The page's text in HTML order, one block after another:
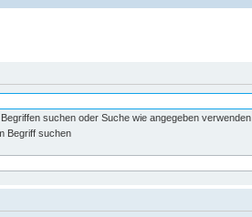
suchen oder Suche wie angegeben verwenden
Begriff suchen